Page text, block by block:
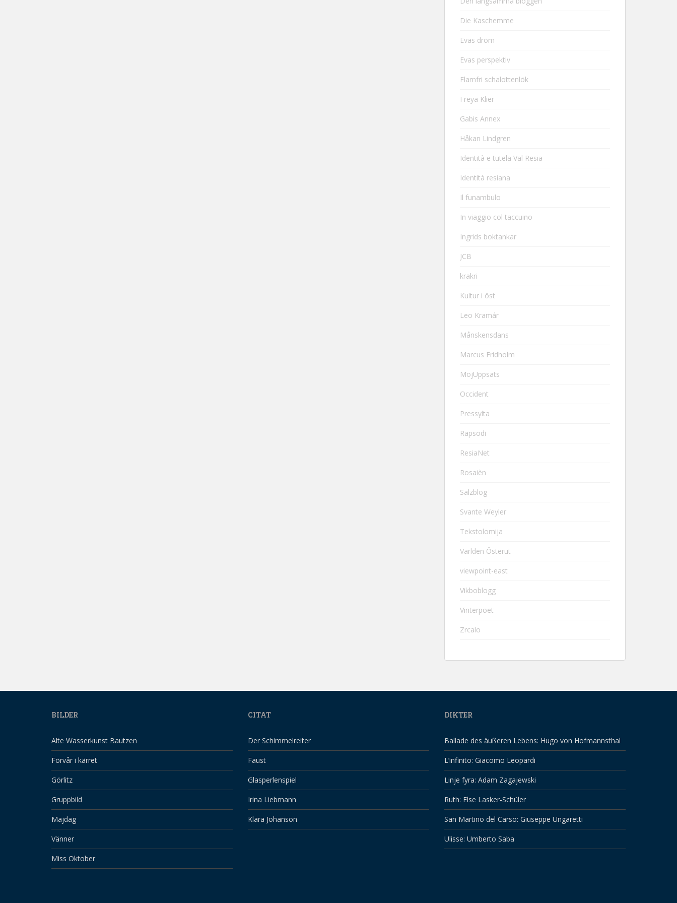
Die Kaschemme
Evas dröm
Evas perspektiv
Flarnfri schalottenlök
Freya Klier
Gabis Annex
Håkan Lindgren
Identità e tutela Val Resia
Identità resiana
Il funambulo
In viaggio col taccuino
Ingrids boktankar
JCB
krakri
Kultur i öst
Leo Kramár
Månskensdans
Marcus Fridholm
MojUppsats
Occident
Pressylta
Rapsodi
ResiaNet
Rosaièn
Salzblog
Svante Weyler
Tekstolomija
Världen Österut
viewpoint-east
Vikboblogg
Vinterpoet
Zrcalo
BILDER
Alte Wasserkunst Bautzen
Förvår i kärret
Görlitz
Gruppbild
Majdag
Vänner
Miss Oktober
CITAT
Der Schimmelreiter
Faust
Glasperlenspiel
Irina Liebmann
Klara Johanson
DIKTER
Ballade des äußeren Lebens: Hugo von Hofmannsthal
L’infinito: Giacomo Leopardi
Linje fyra: Adam Zagajewski
Ruth: Else Lasker-Schüler
San Martino del Carso: Giuseppe Ungaretti
Ulisse: Umberto Saba